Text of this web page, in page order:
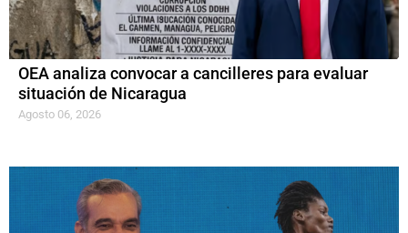
OEA analiza convocar a cancilleres para evaluar
situación de Nicaragua
Agosto 06, 2026